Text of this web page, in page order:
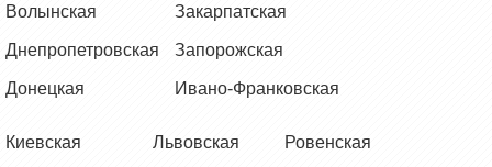
Волынская
Днепропетровская
Донецкая
Закарпатская
Запорожская
Ивано-Франковская
Киевская Львовская Ровенская